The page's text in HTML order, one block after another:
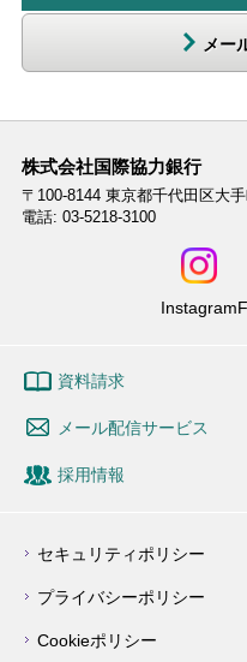
メー
株式会社国際協力銀行
〒100-8144 東京都千代田区大
電話: 03-5218-3100
Instagram
資料請求
メール配信サービス
採用情報
セキュリティポリシー
プライバシーポリシー
Cookieポリシー